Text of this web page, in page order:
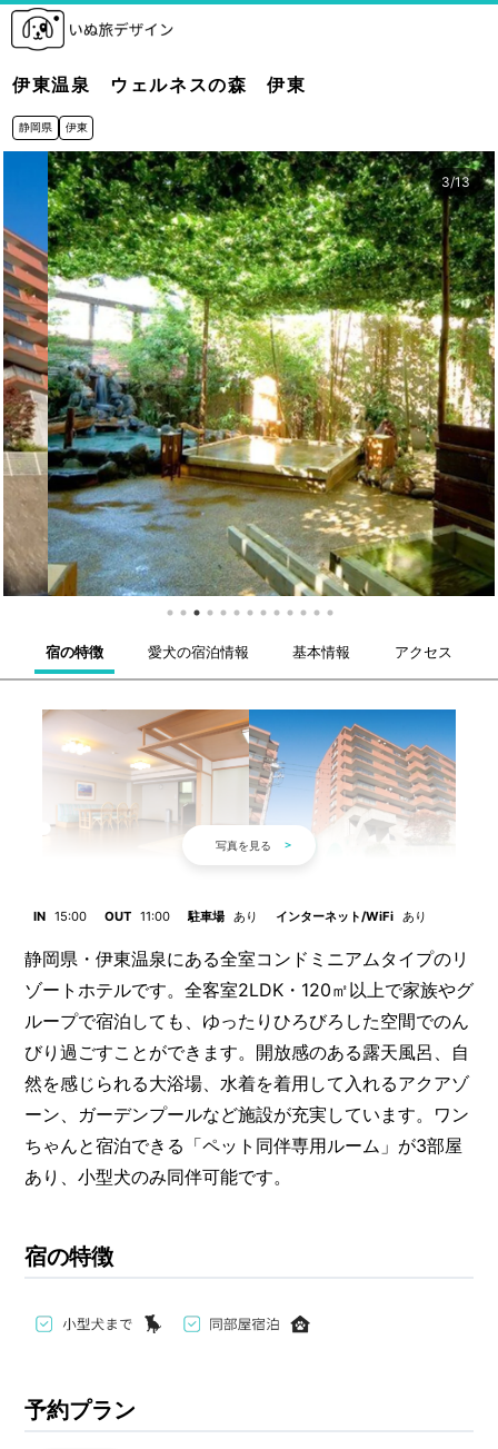
伊東温泉 ウェルネスの森 伊東
静岡県 伊東
3/13
宿の特徴 愛犬の宿泊情報 基本情報 アクセス
IN 15:00 OUT 11:00 駐車場 あり インターネット/WiFi あり
静岡県・伊東温泉にある全室コンドミニアムタイプのリ
ゾートホテルです。全客室2LDK・120㎡以上で家族やグ
ループで宿泊しても、ゆったりひろびろした空間でのん
びり過ごすことができます。開放感のある露天風呂、自
然を感じられる大浴場、水着を着用して入れるアクアゾ
ーン、ガーデンプールなど施設が充実しています。ワン
ちゃんと宿泊できる「ペット同伴専用ルーム」が3部屋
あり、小型犬のみ同伴可能です。
宿の特徴
予約プラン